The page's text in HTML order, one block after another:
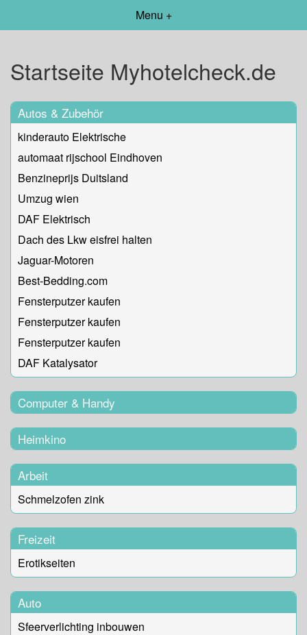
Menu +
Startseite Myhotelcheck.de
Autos & Zubehör
kinderauto Elektrische
automaat rijschool Eindhoven
Benzineprijs Duitsland
Umzug wien
DAF Elektrisch
Dach des Lkw eisfrei halten
Jaguar-Motoren
Best-Bedding.com
Fensterputzer kaufen
Fensterputzer kaufen
Fensterputzer kaufen
DAF Katalysator
Computer & Handy
Heimkino
Arbeit
Schmelzofen zink
Freizeit
Erotikseiten
Auto
Sfeerverlichting inbouwen